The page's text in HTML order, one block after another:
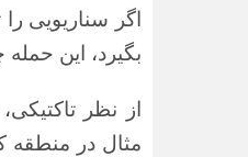
اگر سناریویی
بگیرد، این
از نظر
مثال در منطقه